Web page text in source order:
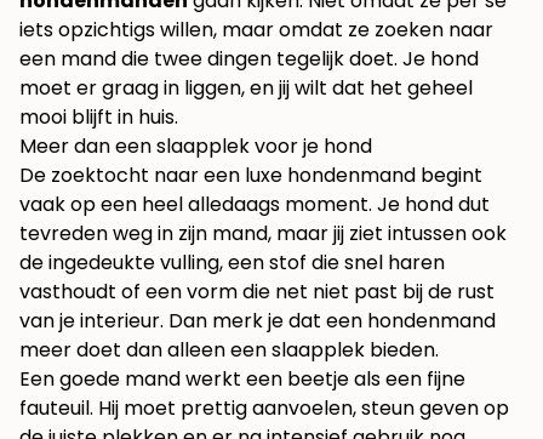
iets opzichtigs willen, maar omdat ze zoeken naar
een mand die twee dingen tegelijk doet. Je hond
moet er graag in liggen, en jij wilt dat het geheel
mooi blijft in huis.
Meer dan een slaapplek voor je hond
De zoektocht naar een luxe hondenmand begint
vaak op een heel alledaags moment. Je hond dut
tevreden weg in zijn mand, maar jij ziet intussen ook
de ingedeukte vulling, een stof die snel haren
vasthoudt of een vorm die net niet past bij de rust
van je interieur. Dan merk je dat een hondenmand
meer doet dan alleen een slaapplek bieden.
Een goede mand werkt een beetje als een fijne
fauteuil. Hij moet prettig aanvoelen, steun geven op